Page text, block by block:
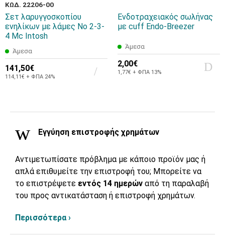
ΚΩΔ. 22206-00
Σετ λαρυγγοσκοπίου
ενηλίκων με λάμες No 2-3-
4 Mc Intosh
Άμεσα
141,50€
114,11€ + ΦΠΑ 24%
Ενδοτραχειακός σωλήνας
με cuff Endo-Breezer
Άμεσα
2,00€
1,77€ + ΦΠΑ 13%
Εγγύηση επιστροφής χρημάτων
Αντιμετωπίσατε πρόβλημα με κάποιο προϊόν μας ή
απλά επιθυμείτε την επιστροφή του; Μπορείτε να
το επιστρέψετε εντός 14 ημερών από τη παραλαβή
του προς αντικατάσταση ή επιστροφή χρημάτων.
Περισσότερα ›